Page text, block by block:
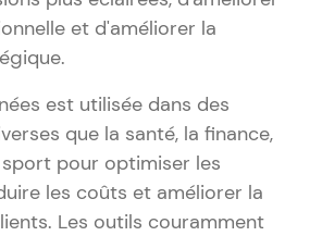
et d'améliorer la
est utilisée dans des
que la santé, la finance,
pour optimiser les
les coûts et améliorer la
Les outils couramment